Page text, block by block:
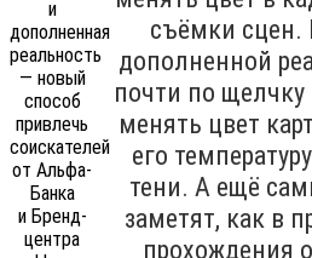
съёмки сцен.
дополненной
почти по
менять цвет
его
тени. А ещё
заметят, как в
прохождения